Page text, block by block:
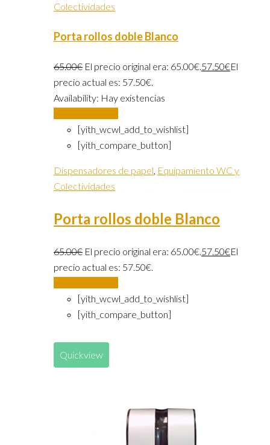
Colectividades
Porta rollos doble Blanco
65.00€ El precio original era: 65.00€.57.50€El
precio actual es: 57.50€.
Availability: Hay existencias
[yith_wcwl_add_to_wishlist]
[yith_compare_button]
Dispensadores de papel, Equipamiento WC y
Colectividades
Porta rollos doble Blanco
65.00€ El precio original era: 65.00€.57.50€El
precio actual es: 57.50€.
[yith_wcwl_add_to_wishlist]
[yith_compare_button]
Quickview